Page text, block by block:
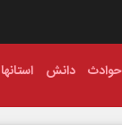
حوادث دانش استانها